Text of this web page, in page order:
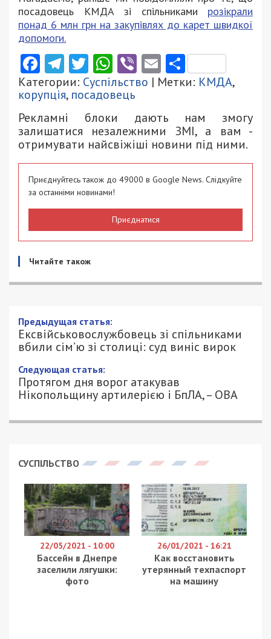
посадовець КМДА зі спільниками розікрали
понад 6 млн грн на закупівлях до карет швидкої
допомоги.
Facebook
Telegram
Twitter
WhatsApp
ViberEmail
Категории: Суспільство | Метки: КМДА,
корупція, посадовець
Рекламні блоки дають нам змогу
залишатися незалежними ЗМІ, а вам -
отримувати найсвіжіші новини під ними.
Приєднуйтесь також до 49000 в Google News. Слідкуйте
за останніми новинами!
Приєднатися
Читайте також
Ексвійськовослужбовець зі
спільниками вбили сім’ю зі столиці: суд
виніс вирок
8/01/2025 - 17:01
ПЕТРО ЩУКІН - СПЕЦИАЛЬНО ДЛЯ
49000.COM.UA
740